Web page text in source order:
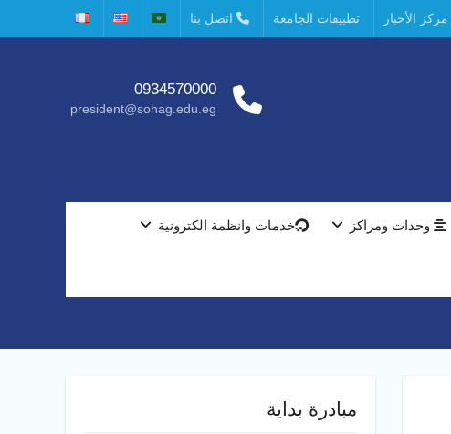
مركز الأخبار تطبيقات الجامعة اتصل بنا
0934570000
president@sohag.edu.eg
وحدات ومراكز خدمات وانظمة الكترونية
مبادرة بداية